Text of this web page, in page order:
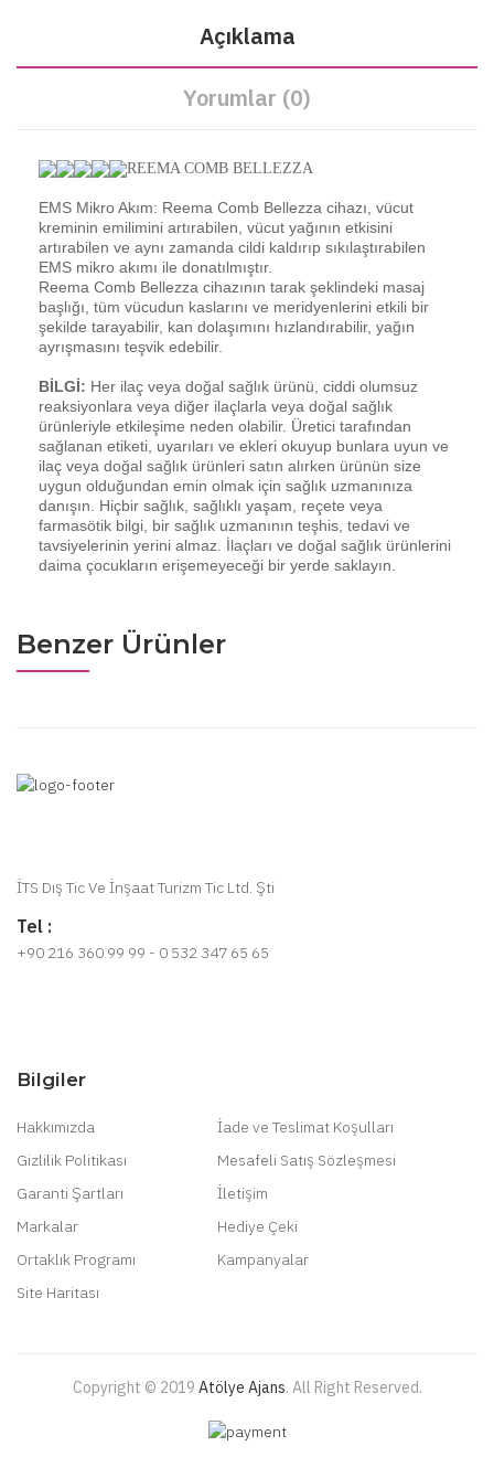
Açıklama
Yorumlar (0)
REEMA COMB BELLEZZA
EMS Mikro Akım: Reema Comb Bellezza cihazı, vücut
kreminin emilimini artırabilen, vücut yağının etkisini
artırabilen ve aynı zamanda cildi kaldırıp sıkılaştırabilen
EMS mikro akımı ile donatılmıştır.
Reema Comb Bellezza cihazının tarak şeklindeki masaj
başlığı, tüm vücudun kaslarını ve meridyenlerini etkili bir
şekilde tarayabilir, kan dolaşımını hızlandırabilir, yağın
ayrışmasını teşvik edebilir.
BİLGİ: Her ilaç veya doğal sağlık ürünü, ciddi olumsuz
reaksiyonlara veya diğer ilaçlarla veya doğal sağlık
ürünleriyle etkileşime neden olabilir. Üretici tarafından
sağlanan etiketi, uyarıları ve ekleri okuyup bunlara uyun ve
ilaç veya doğal sağlık ürünleri satın alırken ürünün size
uygun olduğundan emin olmak için sağlık uzmanınıza
danışın. Hiçbir sağlık, sağlıklı yaşam, reçete veya
farmasötik bilgi, bir sağlık uzmanının teşhis, tedavi ve
tavsiyelerinin yerini almaz. İlaçları ve doğal sağlık ürünlerini
daima çocukların erişemeyeceği bir yerde saklayın.
Benzer Ürünler
İTS Dış Tic Ve İnşaat Turizm Tic Ltd. Şti
Tel :
+90 216 360 99 99 - 0 532 347 65 65
Bilgiler
Hakkımızda
İade ve Teslimat Koşulları
Gizlilik Politikası
Mesafeli Satış Sözleşmesi
Garanti Şartları
İletişim
Markalar
Hediye Çeki
Ortaklık Programı
Kampanyalar
Site Haritası
Copyright © 2019 Atölye Ajans. All Right Reserved.